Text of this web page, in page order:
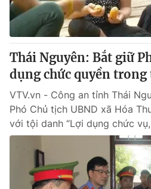
Thái Nguyên: Bắt giữ
dụng chức quyền
VTV.vn - Công an tỉnh Thái
Phó Chủ tịch UBND xã Hóa
với tội danh “Lợi dụng chức